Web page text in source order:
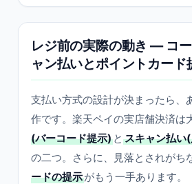
レジ前の実際の動き — コ
ャン払いとポイントカード
支払い方式の設計が決まったら、
作です。楽天ペイの実店舗決済は
(バーコード提示) と スキャン払い
の二つ。さらに、見落とされがち
ードの提示がもう一手あります。